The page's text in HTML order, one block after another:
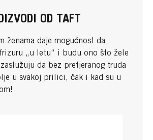
OD TAFT
ženama daje mogućnost da
„u letu“ i budu ono što žele
da bez pretjeranog truda
u svakoj prilici, čak i kad su u